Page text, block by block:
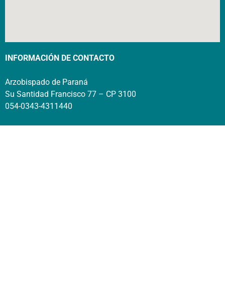
INFORMACIÓN DE CONTACTO
Arzobispado de Paraná
Su Santidad Francisco 77 – CP 3100
054-0343-4311440